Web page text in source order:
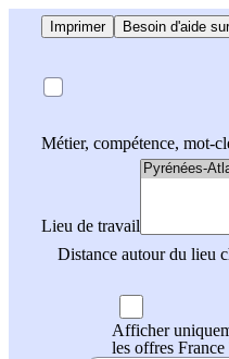
Imprimer Besoin d'aide
Métier, compétence, mot-
Lieu de travail
Distance autour du lieu
Afficher
les offres